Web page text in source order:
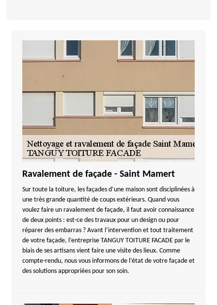
Ravalement de façade - Saint Mamert
Sur toute la toiture, les façades d’une maison sont disciplinées à
une très grande quantité de coups extérieurs. Quand vous
voulez faire un ravalement de façade, il faut avoir connaissance
de deux points : est-ce des travaux pour un design ou pour
réparer des embarras ? Avant l’intervention et tout traitement
de votre façade, l’entreprise TANGUY TOITURE FACADE par le
biais de ses artisans vient faire une visite des lieux. Comme
compte-rendu, nous vous informons de l’état de votre façade et
des solutions appropriées pour son soin.